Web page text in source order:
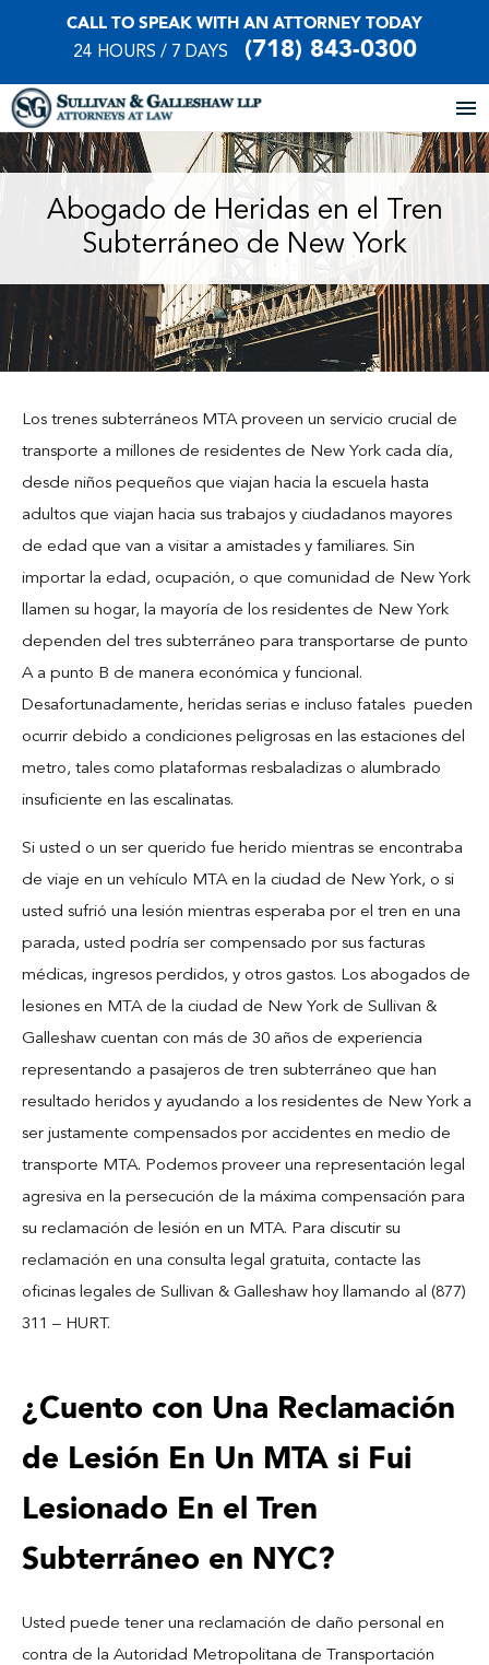
CALL TO SPEAK WITH AN ATTORNEY TODAY
24 HOURS / 7 DAYS (718) 843-0300
Home
About Our Firm
Practice Areas
Our Locations
Testimonials
Blog
Contact
Abogado de Heridas en el Tren
Subterráneo de New York
Los trenes subterráneos MTA proveen un servicio crucial de
transporte a millones de residentes de New York cada día,
desde niños pequeños que viajan hacia la escuela hasta
adultos que viajan hacia sus trabajos y ciudadanos mayores
de edad que van a visitar a amistades y familiares. Sin
importar la edad, ocupación, o que comunidad de New York
llamen su hogar, la mayoría de los residentes de New York
dependen del tres subterráneo para transportarse de punto
A a punto B de manera económica y funcional.
Desafortunadamente, heridas serias e incluso fatales pueden
ocurrir debido a condiciones peligrosas en las estaciones del
metro, tales como plataformas resbaladizas o alumbrado
insuficiente en las escalinatas.
Si usted o un ser querido fue herido mientras se encontraba
de viaje en un vehículo MTA en la ciudad de New York, o si
usted sufrió una lesión mientras esperaba por el tren en una
parada, usted podría ser compensado por sus facturas
médicas, ingresos perdidos, y otros gastos. Los abogados de
lesiones en MTA de la ciudad de New York de Sullivan &
Galleshaw cuentan con más de 30 años de experiencia
representando a pasajeros de tren subterráneo que han
resultado heridos y ayudando a los residentes de New York a
ser justamente compensados por accidentes en medio de
transporte MTA. Podemos proveer una representación legal
agresiva en la persecución de la máxima compensación para
su reclamación de lesión en un MTA. Para discutir su
reclamación en una consulta legal gratuita, contacte las
oficinas legales de Sullivan & Galleshaw hoy llamando al (877)
311 – HURT.
¿Cuento con Una Reclamación
de Lesión En Un MTA si Fui
Lesionado En el Tren
Subterráneo en NYC?
Usted puede tener una reclamación de daño personal en
contra de la Autoridad Metropolitana de Transportación